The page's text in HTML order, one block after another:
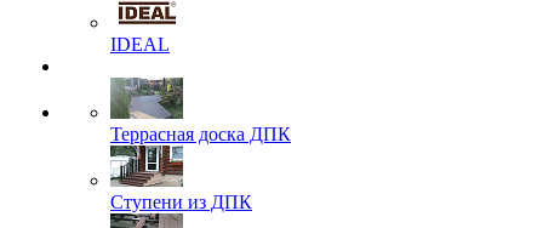
IDEAL
Террасная доска ДПК
Ступени из ДПК